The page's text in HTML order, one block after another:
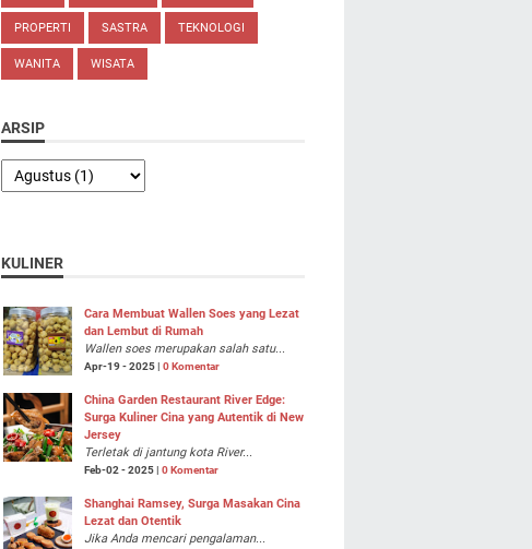
PROPERTI SASTRA TEKNOLOGI
WANITA WISATA
ARSIP
KULINER
Cara Membuat Wallen Soes yang Lezat
dan Lembut di Rumah
Wallen soes merupakan salah satu...
Apr-19 - 2025 | 0 Komentar
China Garden Restaurant River Edge:
Surga Kuliner Cina yang Autentik di New
Jersey
Terletak di jantung kota River...
Feb-02 - 2025 | 0 Komentar
Shanghai Ramsey, Surga Masakan Cina
Lezat dan Otentik
Jika Anda mencari pengalaman...